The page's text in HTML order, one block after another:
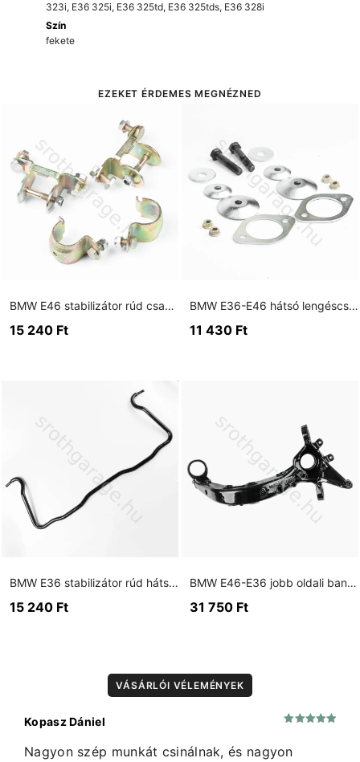
323i, E36 325i, E36 325td, E36 325tds, E36 328i
Szín
fekete
EZEKET ÉRDEMES MEGNÉZNED
BMW E46 stabilizátor rúd csavarkészlet
15 240 Ft
BMW E36-E46 hátsó lengéscsillapító erősített alátét szett + torony erősítő szett
11 430 Ft
BMW E36 stabilizátor rúd hátsó fekete (15 mm)
15 240 Ft
BMW E46-E36 jobb oldali banán lengőkar 75mm kis csapágyas
31 750 Ft
VÁSÁRLÓI VÉLEMÉNYEK
Kopasz Dániel
Nagyon szép munkát csinálnak, és nagyon